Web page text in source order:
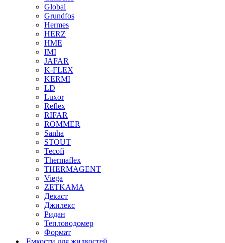
Global
Grundfos
Hermes
HERZ
HME
IMI
JAFAR
K-FLEX
KERMI
LD
Luxor
Reflex
RIFAR
ROMMER
Sanha
STOUT
Tecofi
Thermaflex
THERMAGENT
Viega
ZETKAMA
Декаст
Джилекс
Ридан
Тепловодомер
Формат
Емкости для жидкостей